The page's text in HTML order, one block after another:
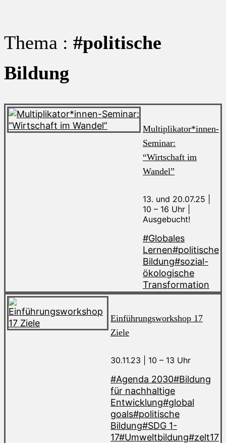
Thema : #politische
Bildung
Multiplikator*innen-
Seminar:
“Wirtschaft im
Wandel”
13. und 20.07.25 |
10 – 16 Uhr |
Ausgebucht!
#Globales
Lernen#politische
Bildung#sozial-
ökologische
Transformation
Einführungsworkshop 17
Ziele
30.11.23 | 10 – 13 Uhr
#Agenda 2030#Bildung
für nachhaltige
Entwicklung#global
goals#politische
Bildung#SDG 1-
17#Umweltbildung#zelt17